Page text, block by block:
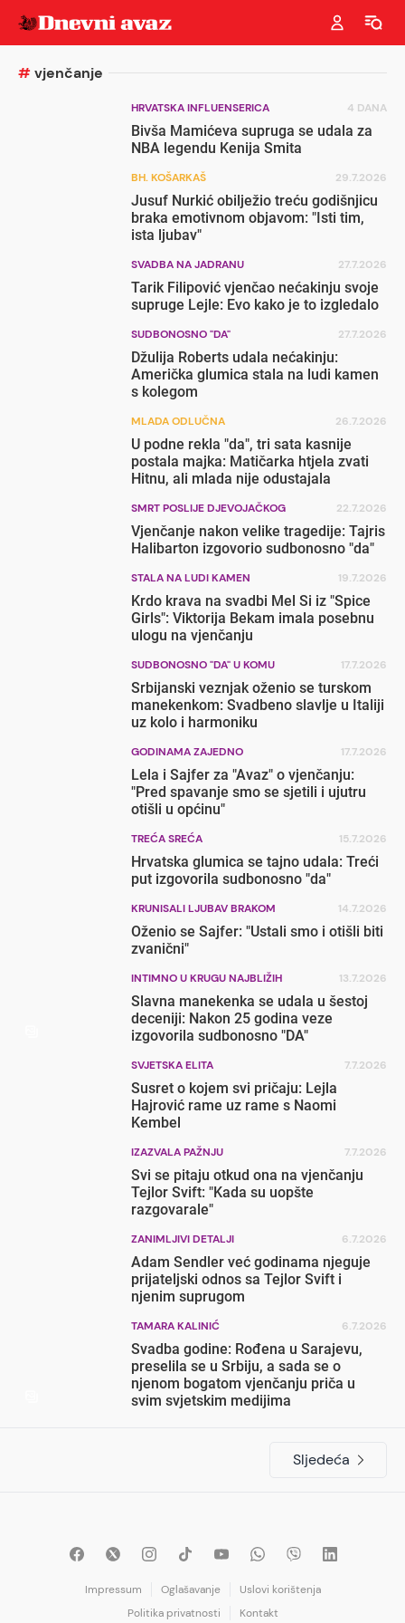
#vjenčanje
HRVATSKA INFLUENSERICA 4 DANA
Bivša Mamićeva supruga se udala za
NBA legendu Kenija Smita
BH. KOŠARKAŠ 29.7.2026
Jusuf Nurkić obilježio treću godišnjicu
braka emotivnom objavom: "Isti tim,
ista ljubav"
SVADBA NA JADRANU 27.7.2026
Tarik Filipović vjenčao nećakinju svoje
supruge Lejle: Evo kako je to izgledalo
SUDBONOSNO "DA" 27.7.2026
Džulija Roberts udala nećakinju:
Američka glumica stala na ludi kamen
s kolegom
MLADA ODLUČNA 26.7.2026
U podne rekla "da", tri sata kasnije
postala majka: Matičarka htjela zvati
Hitnu, ali mlada nije odustajala
SMRT POSLIJE DJEVOJAČKOG 22.7.2026
Vjenčanje nakon velike tragedije: Tajris
Halibarton izgovorio sudbonosno "da"
STALA NA LUDI KAMEN 19.7.2026
Krdo krava na svadbi Mel Si iz "Spice
Girls": Viktorija Bekam imala posebnu
ulogu na vjenčanju
SUDBONOSNO "DA" U KOMU 17.7.2026
Srbijanski veznjak oženio se turskom
manekenkom: Svadbeno slavlje u Italiji
uz kolo i harmoniku
GODINAMA ZAJEDNO 17.7.2026
Lela i Sajfer za "Avaz" o vjenčanju:
"Pred spavanje smo se sjetili i ujutru
otišli u općinu"
TREĆA SREĆA 15.7.2026
Hrvatska glumica se tajno udala: Treći
put izgovorila sudbonosno "da"
KRUNISALI LJUBAV BRAKOM 14.7.2026
Oženio se Sajfer: "Ustali smo i otišli biti
zvanični"
INTIMNO U KRUGU NAJBLIŽIH 13.7.2026
Slavna manekenka se udala u šestoj
deceniji: Nakon 25 godina veze
izgovorila sudbonosno "DA"
SVJETSKA ELITA 7.7.2026
Susret o kojem svi pričaju: Lejla
Hajrović rame uz rame s Naomi
Kembel
IZAZVALA PAŽNJU 7.7.2026
Svi se pitaju otkud ona na vjenčanju
Tejlor Svift: "Kada su uopšte
razgovarale"
ZANIMLJIVI DETALJI 6.7.2026
Adam Sendler već godinama njeguje
prijateljski odnos sa Tejlor Svift i
njenim suprugom
TAMARA KALINIĆ 6.7.2026
Svadba godine: Rođena u Sarajevu,
preselila se u Srbiju, a sada se o
njenom bogatom vjenčanju priča u
svim svjetskim medijima
Sljedeća
Impressum Oglašavanje
Uslovi korištenja
Politika privatnosti
Kontakt